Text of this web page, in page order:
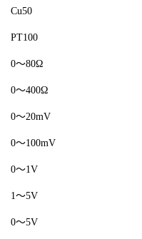
Cu50
PT100
0～80Ω
0～400Ω
0～20mV
0～100mV
0～1V
1～5V
0～5V